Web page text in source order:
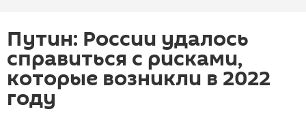
Путин: России удалось
справиться с рисками,
которые возникли в 2022
году